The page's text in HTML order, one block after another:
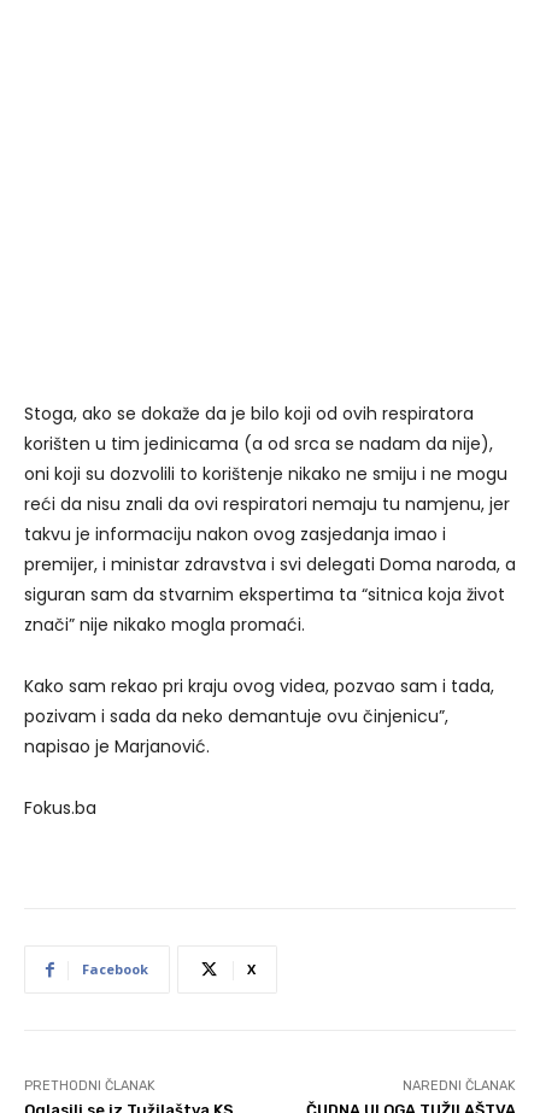
Stoga, ako se dokaže da je bilo koji od ovih respiratora
korišten u tim jedinicama (a od srca se nadam da nije),
oni koji su dozvolili to korištenje nikako ne smiju i ne mogu
reći da nisu znali da ovi respiratori nemaju tu namjenu, jer
takvu je informaciju nakon ovog zasjedanja imao i
premijer, i ministar zdravstva i svi delegati Doma naroda, a
siguran sam da stvarnim ekspertima ta “sitnica koja život
znači” nije nikako mogla promaći.
Kako sam rekao pri kraju ovog videa, pozvao sam i tada,
pozivam i sada da neko demantuje ovu činjenicu”,
napisao je Marjanović.
Fokus.ba
Facebook X
PRETHODNI ČLANAK NAREDNI ČLANAK